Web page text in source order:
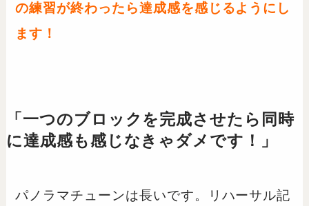
の練習が終わったら達成感を感じるようにし
ます！
「一つのブロックを完成させたら同時
に達成感も感じなきゃダメです！」
パノラマチューンは長いです。リハーサル記